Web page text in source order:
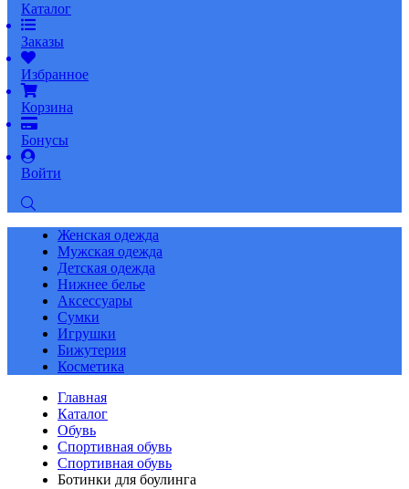
Каталог
Заказы
Избранное
Корзина
Бонусы
Войти
Женская одежда
Мужская одежда
Детская одежда
Нижнее белье
Аксессуары
Сумки
Игрушки
Бижутерия
Косметика
Главная
Каталог
Обувь
Спортивная обувь
Спортивная обувь
Ботинки для боулинга